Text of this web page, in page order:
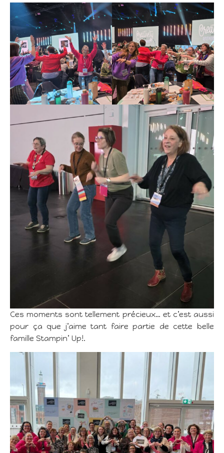
Ces moments sont tellement précieux… et c’est aussi
pour ça que j’aime tant faire partie de cette belle
famille Stampin’ Up!.